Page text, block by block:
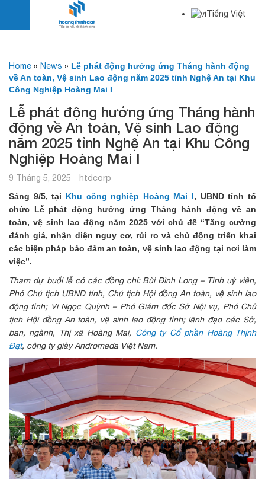
Tiếng Việt
Home » News » Lễ phát động hưởng ứng Tháng hành động
về An toàn, Vệ sinh Lao động năm 2025 tỉnh Nghệ An tại Khu
Công Nghiệp Hoàng Mai I
Lễ phát động hưởng ứng Tháng hành
động về An toàn, Vệ sinh Lao động
năm 2025 tỉnh Nghệ An tại Khu Công
Nghiệp Hoàng Mai I
9 Tháng 5, 2025
htdcorp
Sáng 9/5, tại Khu công nghiệp Hoàng Mai I, UBND tỉnh tổ
chức Lễ phát động hưởng ứng Tháng hành động về an
toàn, vệ sinh lao động năm 2025 với chủ đề “Tăng cường
đánh giá, nhận diện nguy cơ, rủi ro và chủ động triển khai
các biện pháp bảo đảm an toàn, vệ sinh lao động tại nơi làm
việc”.
Tham dự buổi lễ có các đồng chí: Bùi Đình Long – Tỉnh uỷ viên,
Phó Chủ tịch UBND tỉnh, Chủ tịch Hội đồng An toàn, vệ sinh lao
động tỉnh; Vi Ngọc Quỳnh – Phó Giám đốc Sở Nội vụ, Phó Chủ
tịch Hội đồng An toàn, vệ sinh lao động tỉnh; lãnh đạo các Sở,
ban, ngành, Thị xã Hoàng Mai, Công ty Cổ phần Hoàng Thịnh
Đạt, công ty giày Andromeda Việt Nam.